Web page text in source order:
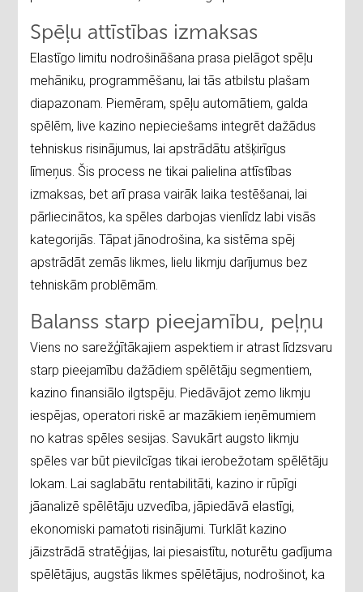
Spēļu attīstības izmaksas
Elastīgo limitu nodrošināšana prasa pielāgot spēļu
mehāniku, programmēšanu, lai tās atbilstu plašam
diapazonam. Piemēram, spēļu automātiem, galda
spēlēm, live kazino nepieciešams integrēt dažādus
tehniskus risinājumus, lai apstrādātu atšķirīgus
līmeņus. Šis process ne tikai palielina attīstības
izmaksas, bet arī prasa vairāk laika testēšanai, lai
pārliecinātos, ka spēles darbojas vienlīdz labi visās
kategorijās. Tāpat jānodrošina, ka sistēma spēj
apstrādāt zemās likmes, lielu likmju darījumus bez
tehniskām problēmām.
Balanss starp pieejamību, peļņu
Viens no sarežģītākajiem aspektiem ir atrast līdzsvaru
starp pieejamību dažādiem spēlētāju segmentiem,
kazino finansiālo ilgtspēju. Piedāvājot zemo likmju
iespējas, operatori riskē ar mazākiem ieņēmumiem
no katras spēles sesijas. Savukārt augsto likmju
spēles var būt pievilcīgas tikai ierobežotam spēlētāju
lokam. Lai saglabātu rentabilitāti, kazino ir rūpīgi
jāanalizē spēlētāju uzvedība, jāpiedāvā elastīgi,
ekonomiski pamatoti risinājumi. Turklāt kazino
jāizstrādā stratēģijas, lai piesaistītu, noturētu gadījuma
spēlētājus, augstās likmes spēlētājus, nodrošinot, ka